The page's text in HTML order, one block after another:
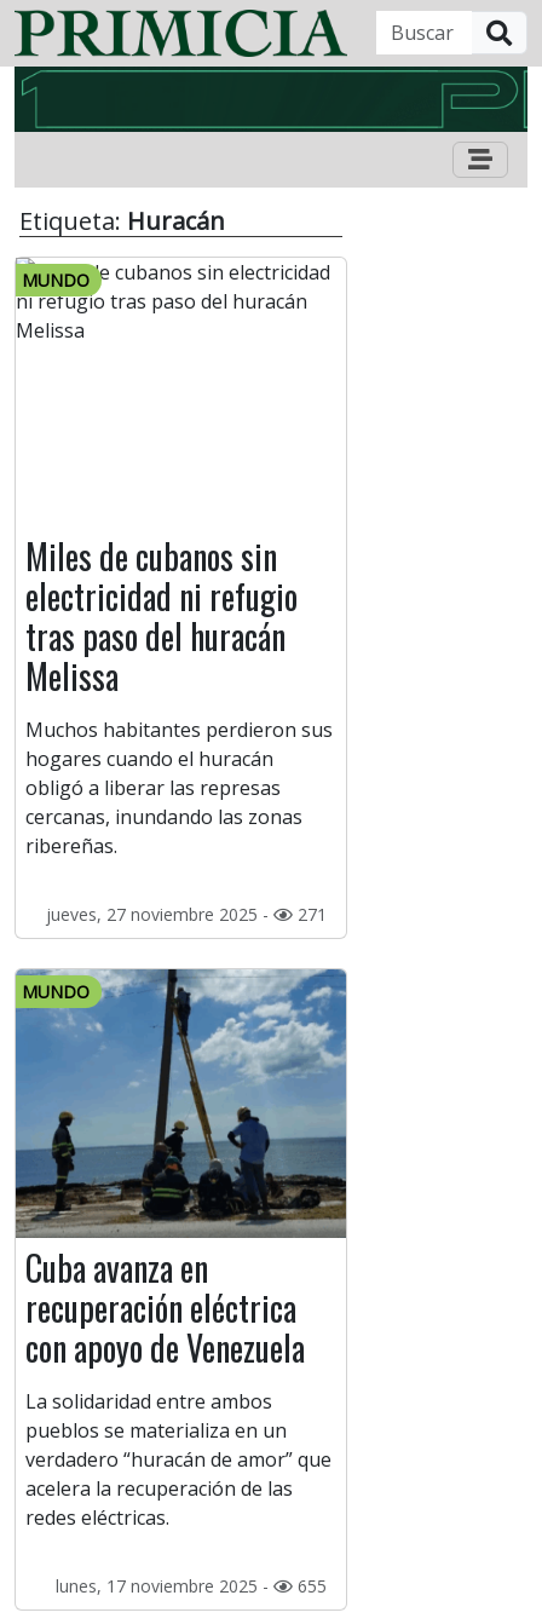
Etiqueta: Huracán
MUNDO
Miles de cubanos sin
electricidad ni refugio
tras paso del huracán
Melissa
Muchos habitantes perdieron sus
hogares cuando el huracán
obligó a liberar las represas
cercanas, inundando las zonas
ribereñas.
jueves, 27 noviembre 2025 - 271
MUNDO
Cuba avanza en
recuperación eléctrica
con apoyo de Venezuela
La solidaridad entre ambos
pueblos se materializa en un
verdadero “huracán de amor” que
acelera la recuperación de las
redes eléctricas.
lunes, 17 noviembre 2025 - 655